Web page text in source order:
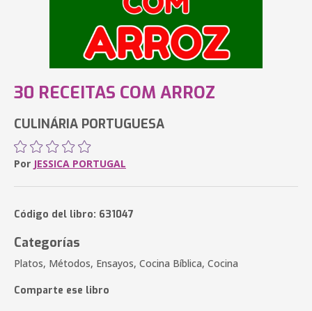
30 RECEITAS COM ARROZ
CULINÁRIA PORTUGUESA
Por JESSICA PORTUGAL
Código del libro: 631047
Categorías
Platos, Métodos, Ensayos, Cocina Bíblica, Cocina
Comparte ese libro